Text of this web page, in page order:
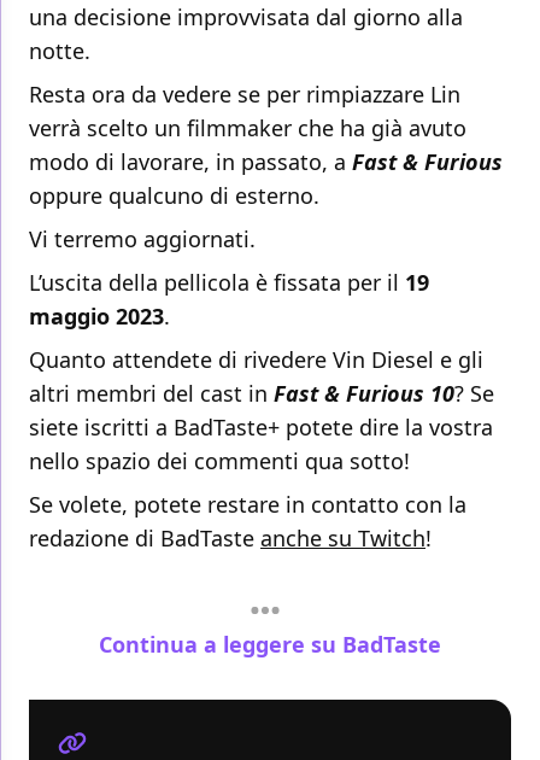
una decisione improvvisata dal giorno alla
notte.
Resta ora da vedere se per rimpiazzare Lin
verrà scelto un filmmaker che ha già avuto
modo di lavorare, in passato, a Fast & Furious
oppure qualcuno di esterno.
Vi terremo aggiornati.
L’uscita della pellicola è fissata per il 19
maggio 2023.
Quanto attendete di rivedere Vin Diesel e gli
altri membri del cast in Fast & Furious 10? Se
siete iscritti a BadTaste+ potete dire la vostra
nello spazio dei commenti qua sotto!
Se volete, potete restare in contatto con la
redazione di BadTaste anche su Twitch!
Continua a leggere su BadTaste